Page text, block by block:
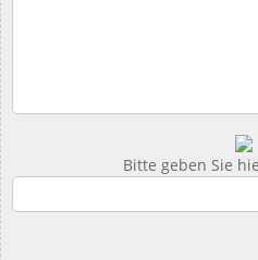
Bitte geben Sie